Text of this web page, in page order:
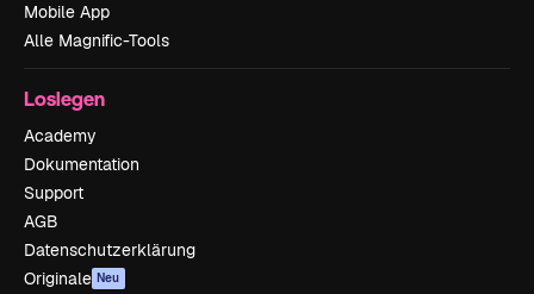
Mobile App
Alle Magnific-Tools
Loslegen
Academy
Dokumentation
Support
AGB
Datenschutzerklärung
Originale Neu